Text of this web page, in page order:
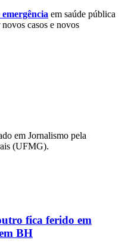
em saúde pública
casos e novos
em Jornalismo pela
(UFMG).
fica ferido em
BH